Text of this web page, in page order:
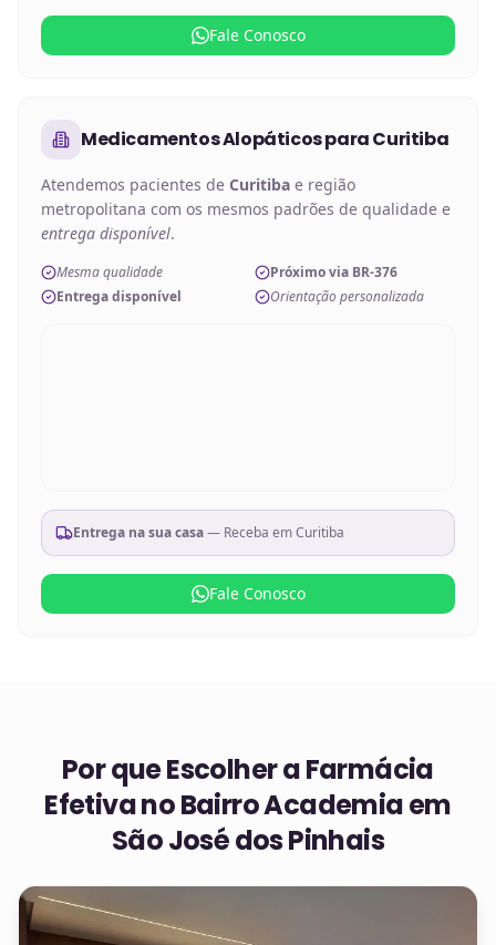
Fale Conosco
Medicamentos AlopáticosparaCuritiba
Atendemos pacientes de Curitiba e região
metropolitana com os mesmos padrões de qualidade e
entrega disponível.
Mesma qualidade
Próximo via BR-376
Entrega disponível
Orientação personalizada
Entrega na sua casa— Receba emCuritiba
Fale Conosco
Por que Escolher a Farmácia
Efetiva noBairro Academia em
São José dos Pinhais